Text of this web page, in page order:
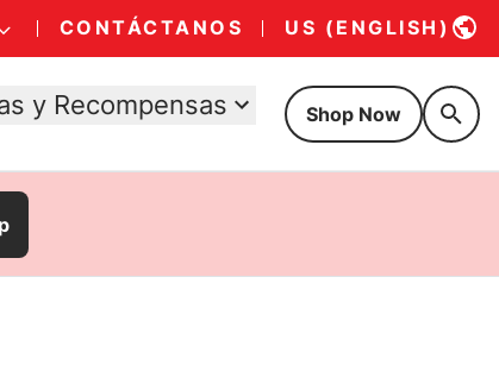
CONTÁCTANOS US (ENGLISH)
y Recompensas Shop Now